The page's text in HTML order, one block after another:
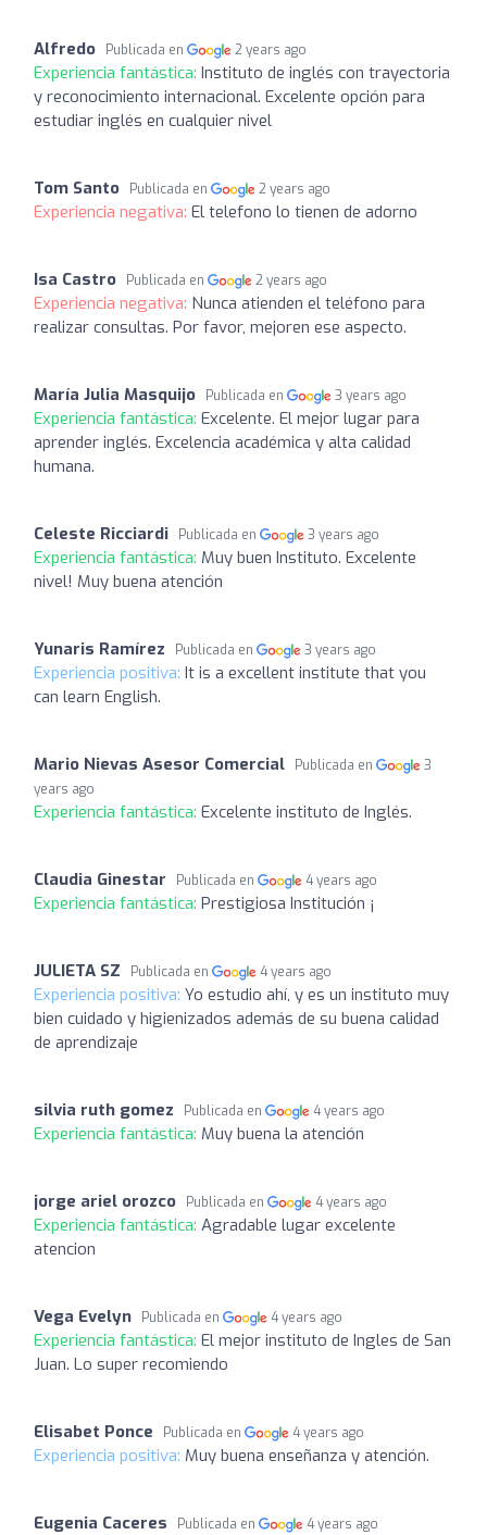
Alfredo Publicada en 2 years ago
Experiencia fantástica: Instituto de inglés con trayectoria
y reconocimiento internacional. Excelente opción para
estudiar inglés en cualquier nivel
Tom Santo Publicada en 2 years ago
Experiencia negativa: El telefono lo tienen de adorno
Isa Castro Publicada en 2 years ago
Experiencia negativa: Nunca atienden el teléfono para
realizar consultas. Por favor, mejoren ese aspecto.
María Julia Masquijo Publicada en 3 years ago
Experiencia fantástica: Excelente. El mejor lugar para
aprender inglés. Excelencia académica y alta calidad
humana.
Celeste Ricciardi Publicada en 3 years ago
Experiencia fantástica: Muy buen Instituto. Excelente
nivel! Muy buena atención
Yunaris Ramírez Publicada en 3 years ago
Experiencia positiva: It is a excellent institute that you
can learn English.
Mario Nievas Asesor Comercial Publicada en
3
years ago
Experiencia fantástica: Excelente instituto de Inglés.
Claudia Ginestar Publicada en 4 years ago
Experiencia fantástica: Prestigiosa Institución ¡
JULIETA SZ Publicada en 4 years ago
Experiencia positiva: Yo estudio ahí, y es un instituto muy
bien cuidado y higienizados además de su buena calidad
de aprendizaje
silvia ruth gomez Publicada en 4 years ago
Experiencia fantástica: Muy buena la atención
jorge ariel orozco Publicada en 4 years ago
Experiencia fantástica: Agradable lugar excelente
atencion
Vega Evelyn Publicada en 4 years ago
Experiencia fantástica: El mejor instituto de Ingles de San
Juan. Lo super recomiendo
Elisabet Ponce Publicada en 4 years ago
Experiencia positiva: Muy buena enseñanza y atención.
Eugenia Caceres Publicada en 4 years ago